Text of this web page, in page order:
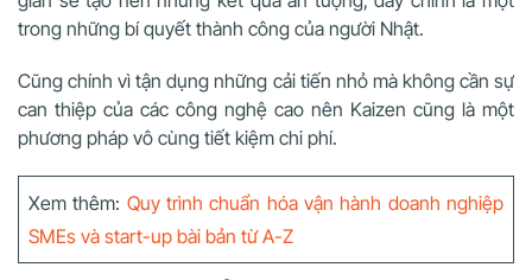
trong những bí quyết thành công của người Nhật.
Cũng chính vì tận dụng những cải tiến nhỏ mà không cần sự
can thiệp của các công nghệ cao nên Kaizen cũng là một
phương pháp vô cùng tiết kiệm chi phí.
Xem thêm: Quy trình chuẩn hóa vận hành doanh nghiệp
SMEs và start-up bài bản từ A-Z